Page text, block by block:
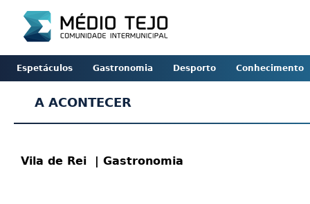
Espetáculos Gastronomia Desporto Conhecimento
A ACONTECER
Vila de Rei | Gastronomia